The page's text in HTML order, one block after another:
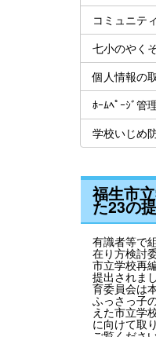
コミュニテ
七小のやく
個人情報の
ﾎｰﾑﾍﾟｰｼﾞ管
学校いじめ
福生市
た23の
有識者等で
在り方検討
市立学校再
提出されま
育委員会は
ふっさっ子
えた市立学
に向けて取